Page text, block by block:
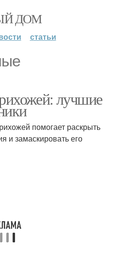
ДОМ
статьи
лучшие
помогает раскрыть
и замаскировать его